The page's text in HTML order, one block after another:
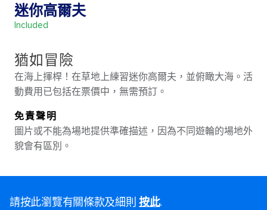
迷你高爾夫
Included
猶如冒險
在海上揮桿！在草地上練習迷你高爾夫，並俯瞰大海。活
動費用已包括在票價中，無需預訂。
免責聲明
圖片或不能為場地提供準確描述，因為不同遊輪的場地外
貌會有區別。
請按此瀏覽有關條款及細則按此.